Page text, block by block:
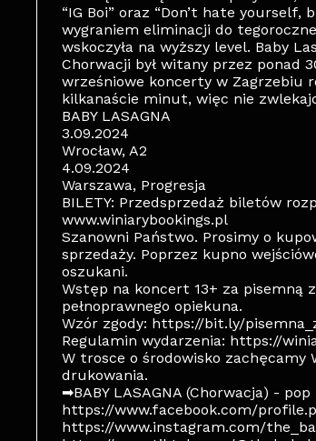
“IG Boi” oraz “Don’t hate
wygraniem eliminacji do
wskoczyła na wyższy level. Baby
Chorwacji był witany przez ponad
wrześniowe koncerty w Zagrzebiu
kilkanaście minut, więc nie
BABY LASAGNA
3.09.2024
Wrocław, A2
4.09.2024
Warszawa, Progresja
BILETY: Przedsprzedaż biletów
www.winiarybookings.pl
Szanowni Państwo. Prosimy o
sprzedaży. Poprzez kupno
oszukani.
Wstęp na koncert 13+ za pisemną
pełnoprawnego opiekuna.
Wzór zgody: https://bit.ly/
Regulamin wydarzenia: https://
W trosce o środowisko
drukowania.
➡BABY LASAGNA (Chorwacja) -
https://www.facebook.com/
https://www.instagram.com/